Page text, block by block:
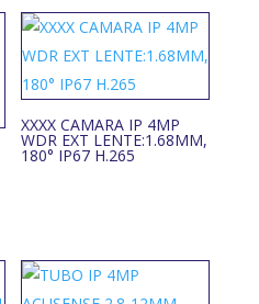
XXXX CAMARA IP 4MP
WDR EXT LENTE:1.68MM,
180° IP67 H.265